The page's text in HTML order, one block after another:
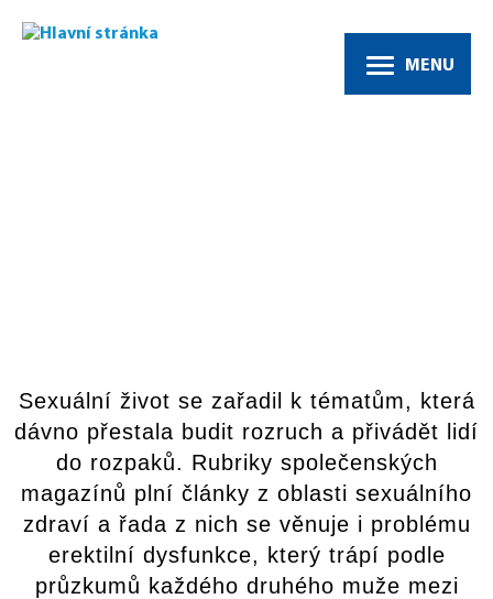
MENU
Sexuální život se zařadil k tématům, která
dávno přestala budit rozruch a přivádět lidí
do rozpaků. Rubriky společenských
magazínů plní články z oblasti sexuálního
zdraví a řada z nich se věnuje i problému
erektilní dysfunkce, který trápí podle
průzkumů každého druhého muže mezi